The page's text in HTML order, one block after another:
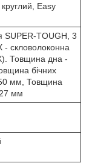
Easy
SUPER-TOUGH, 3
скловолоконна
Товщина дна -
бічних
мм, Товщина
мм